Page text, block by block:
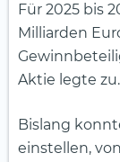
Für 2025 bis
Milliarden
Aktie legte zu.
Bislang
einstellen,